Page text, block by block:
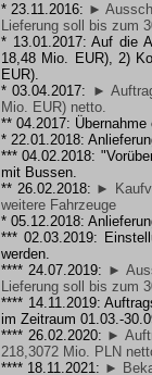
* 23.11.2016: ►
Lieferung soll bis zum
* 13.01.2017: Auf die
18,48 Mio. EUR), 2)
EUR).
* 03.04.2017: ►
Mio. EUR) netto.
** 04.2017:
* 22.01.2018:
*** 04.02.2018:
mit Bussen.
** 26.02.2018: ►
weitere Fahrzeuge
* 05.12.2018:
*** 02.03.2019:
werden.
**** 24.07.2019: ►
Lieferung soll bis zum
**** 14.11.2019:
im Zeitraum 01.03.-
**** 26.02.2020: ►
218,3072 Mio. PLN
**** 18.11.2021: ►